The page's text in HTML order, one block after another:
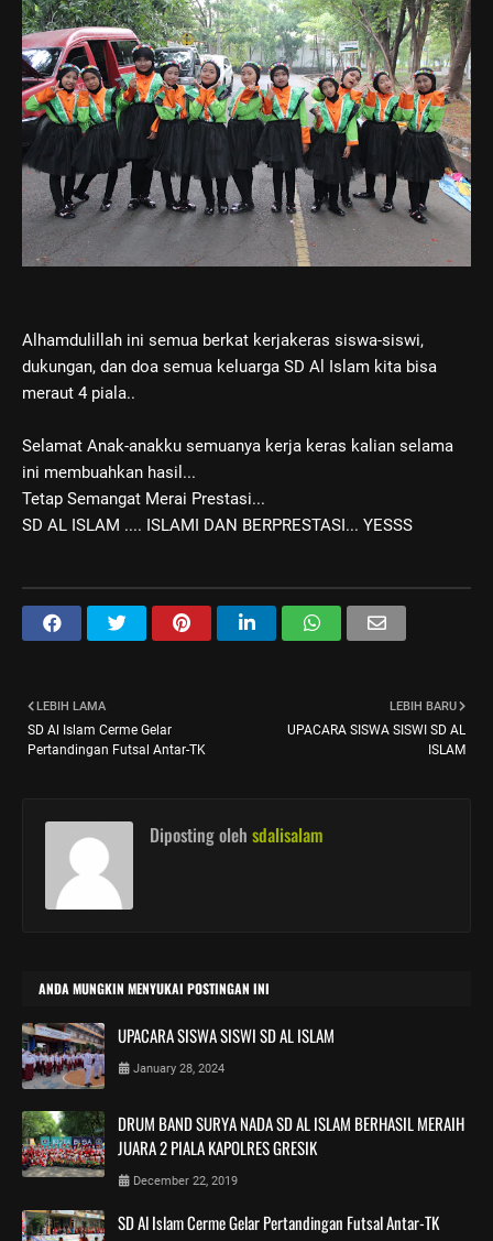
Alhamdulillah ini semua berkat kerjakeras siswa-siswi,
dukungan, dan doa semua keluarga SD Al Islam kita bisa
meraut 4 piala..
Selamat Anak-anakku semuanya kerja keras kalian selama
ini membuahkan hasil...
Tetap Semangat Merai Prestasi...
SD AL ISLAM .... ISLAMI DAN BERPRESTASI... YESSS
LEBIH BARU
UPACARA SISWA SISWI SD AL
ISLAM
LEBIH LAMA
SD Al Islam Cerme Gelar
Pertandingan Futsal Antar-TK
Diposting oleh sdalisalam
ANDA MUNGKIN MENYUKAI POSTINGAN INI
UPACARA SISWA SISWI SD AL ISLAM
January 28, 2024
DRUM BAND SURYA NADA SD AL ISLAM BERHASIL MERAIH
JUARA 2 PIALA KAPOLRES GRESIK
December 22, 2019
SD Al Islam Cerme Gelar Pertandingan Futsal Antar-TK